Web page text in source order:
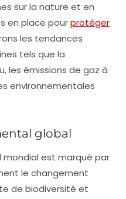
sur la nature et en
en place pourprotéger
les tendances
tels que la
les émissions de gaz à
environnementales
global
est marqué par
le changement
de biodiversité et